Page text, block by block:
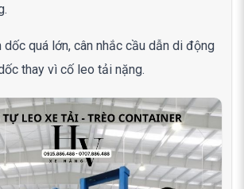
dốc quá lớn, cân nhắc cầu dẫn di động
thay vì cố leo tải nặng.